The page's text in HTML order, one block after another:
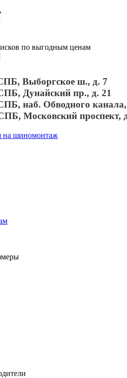
по выгодным ценам
Выборгское ш., д. 7
Дунайский пр., д. 21
наб. Обводного
Московский проспект,
на шиномонтаж